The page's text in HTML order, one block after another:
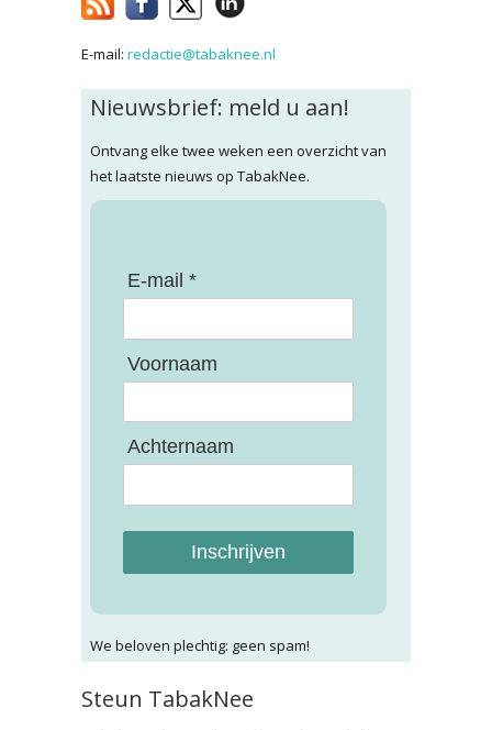
E-mail: redactie@tabaknee.nl
Nieuwsbrief: meld u aan!
Ontvang elke twee weken een overzicht van
het laatste nieuws op TabakNee.
E-mail *
Voornaam
Achternaam
Inschrijven
We beloven plechtig: geen spam!
Steun TabakNee